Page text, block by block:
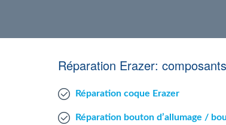
Réparation Erazer:
Réparation coque Erazer
Réparation bouton d’allumage /